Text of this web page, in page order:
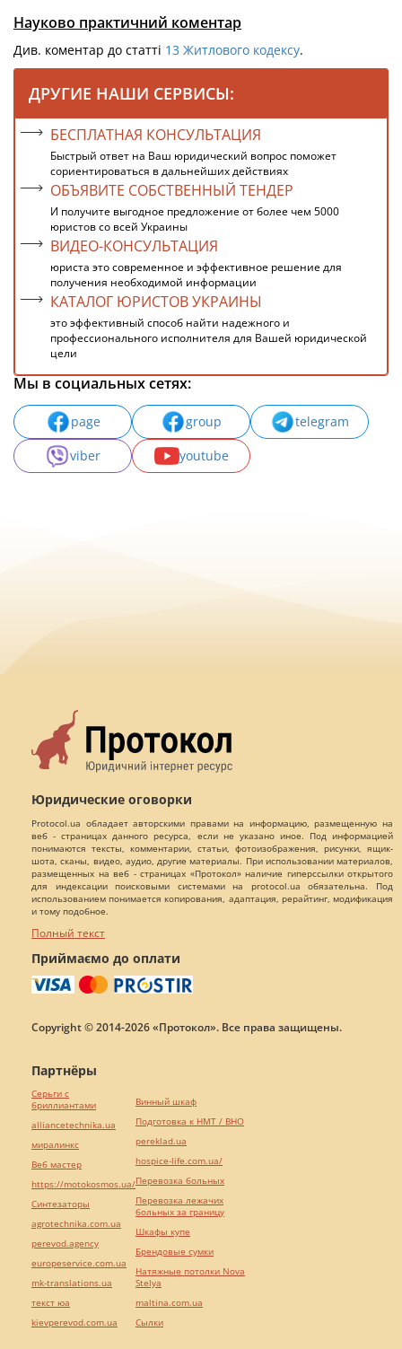
Науково практичний коментар
Див. коментар до статті 13 Житлового кодексу.
ДРУГИЕ НАШИ СЕРВИСЫ:
БЕСПЛАТНАЯ КОНСУЛЬТАЦИЯ
Быстрый ответ на Ваш юридический вопрос поможет
сориентироваться в дальнейших действиях
ОБЪЯВИТЕ СОБСТВЕННЫЙ ТЕНДЕР
И получите выгодное предложение от более чем 5000
юристов со всей Украины
ВИДЕО-КОНСУЛЬТАЦИЯ
юриста это современное и эффективное решение для
получения необходимой информации
КАТАЛОГ ЮРИСТОВ УКРАИНЫ
это эффективный способ найти надежного и
профессионального исполнителя для Вашей юридической
цели
Мы в социальных сетях:
page group
telegram
viber
youtube
Юридические оговорки
Protocol.ua обладает авторскими правами на информацию, размещенную на
веб - страницах данного ресурса, если не указано иное. Под информацией
понимаются тексты, комментарии, статьи, фотоизображения, рисунки, ящик-
шота, сканы, видео, аудио, другие материалы. При использовании материалов,
размещенных на веб - страницах «Протокол» наличие гиперссылки открытого
для индексации поисковыми системами на protocol.ua обязательна. Под
использованием понимается копирования, адаптация, рерайтинг, модификация
и тому подобное.
Полный текст
Приймаємо до оплати
Copyright © 2014-2026 «Протокол». Все права защищены.
Партнёры
Серьги с
бриллиантами
alliancetechnika.ua
миралинкс
Веб мастер
https://motokosmos.ua/
Синтезаторы
agrotechnika.com.ua
perevod.agency
europeservice.com.ua
mk-translations.ua
текст юа
kievperevod.com.ua
Винный шкаф
Подготовка к НМТ / ВНО
pereklad.ua
hospice-life.com.ua/
Перевозка больных
Перевозка лежачих
больных за границу
Шкафы купе
Брендовые сумки
Натяжные потолки Nova
Stelya
maltina.com.ua
Cылки